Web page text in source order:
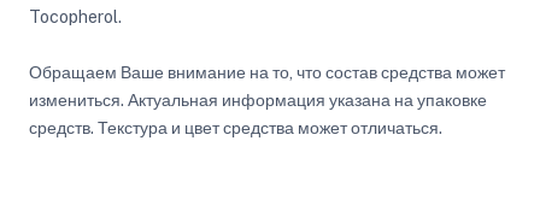
Tocopherol.
Обращаем Ваше внимание на то, что состав средства может
измениться. Актуальная информация указана на упаковке
средств. Текстура и цвет средства может отличаться.